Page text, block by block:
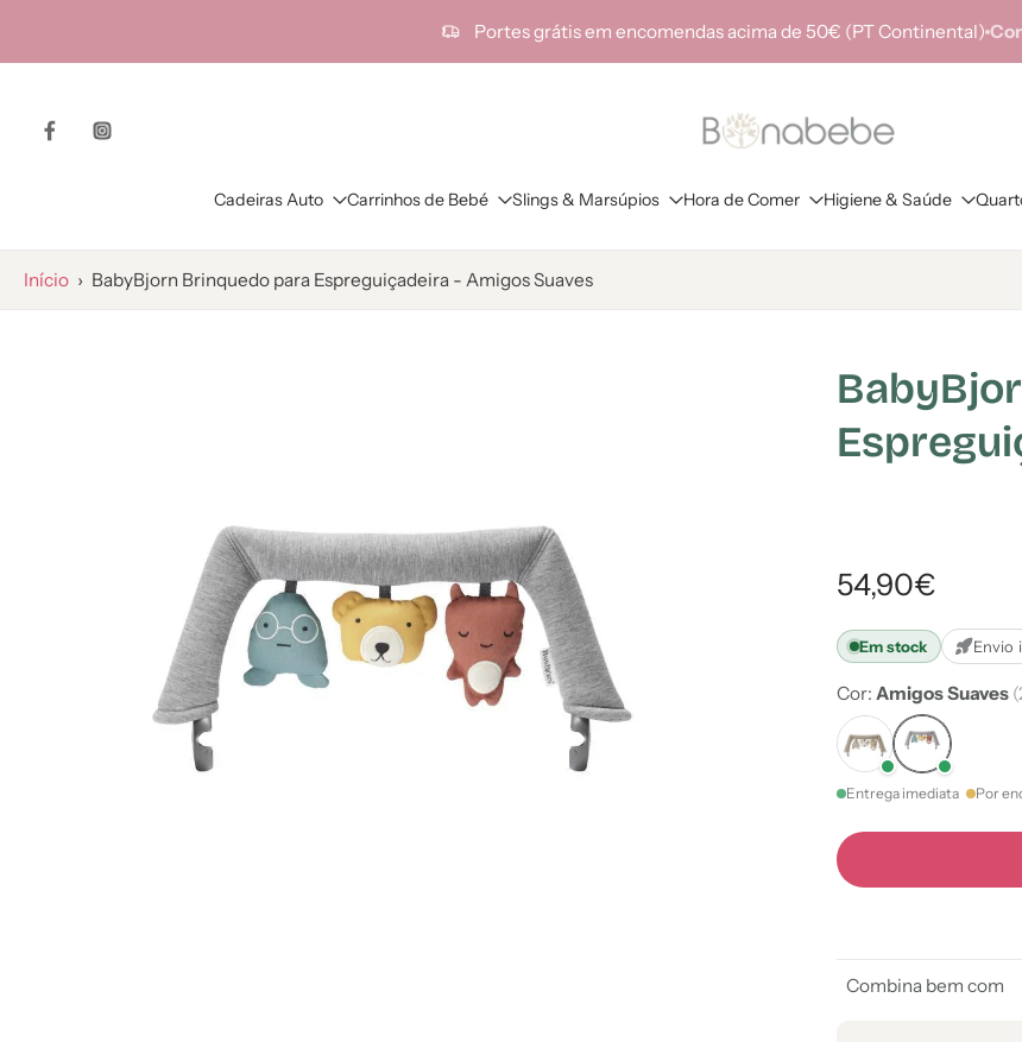
Portes grátis em encomendas acima de 50€ (PT Continental)
Cadeiras Auto Carrinhos de Bebé Slings & Marsúpios Hora de Comer Higiene & Saúde
Início › BabyBjorn Brinquedo para Espreguiçadeira - Amigos Suaves
54,90€
Em stock Envio
Cor: Amigos Suaves
Entrega imediata Por
Combina bem com